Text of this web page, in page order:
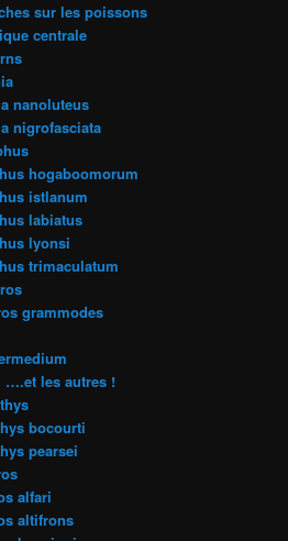
sur les poissons
centrale
nanoluteus
nigrofasciata
hogaboomorum
istlanum
labiatus
lyonsi
trimaculatum
grammodes
….et les autres !
bocourti
pearsei
alfari
altifrons